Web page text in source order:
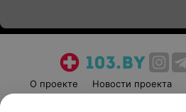
О проекте Новости проекта